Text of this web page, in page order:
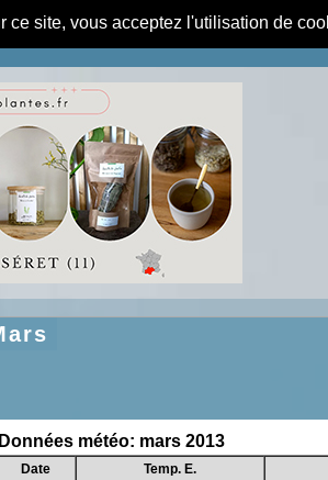
ce site, vous acceptez l'utilisation de